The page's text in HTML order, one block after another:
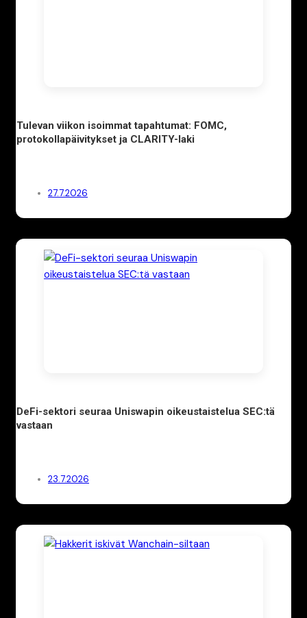
Tulevan viikon isoimmat tapahtumat: FOMC,
protokollapäivitykset ja CLARITY-laki
27.7.2026
DeFi-sektori seuraa Uniswapin oikeustaistelua SEC:tä
vastaan
23.7.2026